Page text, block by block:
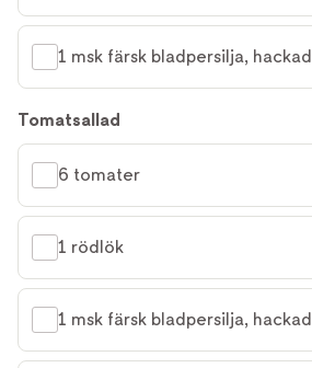
1 msk färsk bladpersilja, hackad
Tomatsallad
6 tomater
1 rödlök
1 msk färsk bladpersilja, hackad